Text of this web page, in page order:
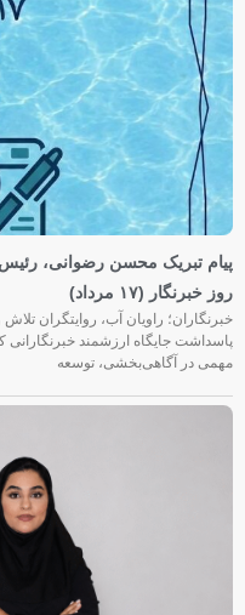
پیام تبریک محسن رضوانی،
روز خبرنگار (۱۷ مرداد)
پاسداشت جایگاه ارزشمند خبرنگارانی
مهمی در آگاهی‌بخشی، توسعه